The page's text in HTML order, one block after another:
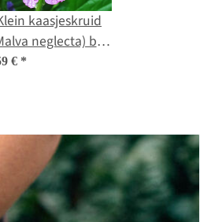
kaasjeskruid
neglecta) bio
€ *